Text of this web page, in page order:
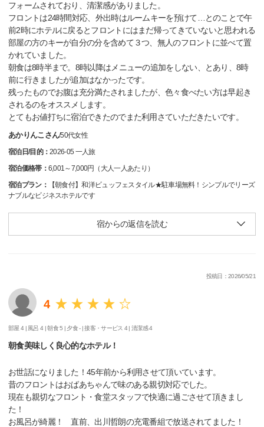
フォームされており、清潔感がありました。
フロントは24時間対応、外出時はルームキーを預けて…とのことで午
前2時にホテルに戻るとフロントにはまだ帰ってきていないと思われる
部屋の方のキーが自分の分を含めて３つ、無人のフロントに並べて置
かれていました。
朝食は8時半まで。8時以降はメニューの追加をしない、とあり、8時
前に行きましたが追加はなかったです。
残ったものでお腹は充分満たされましたが、色々食べたい方は早起き
されるのをオススメします。
とてもお値打ちに宿泊できたのでまた利用さていただきたいです。
あかりんこさん/50代女性
宿泊日/目的：2026-05 一人旅
宿泊価格帯： 6,001～7,000円（大人一人あたり）
宿泊プラン：
【朝食付】和洋ビュッフェスタイル★駐車場無料！シンプルでリーズ
ナブルなビジネスホテルです
宿からの返信を読む
投稿日：2026/05/21
4
部屋 4 | 風呂 4 |朝食 5 | 夕食 - |接客・サービス 4 |清潔感 4
朝食美味しく良心的なホテル！
お世話になりました！45年前から利用させて頂いています。
昔のフロントはおばあちゃんで味のある親切対応でした。
現在も親切なフロント・食堂スタッフで快適に過ごさせて頂きまし
た！
お風呂が綺麗！ 直前、出川哲朗の充電番組で放送されてました！